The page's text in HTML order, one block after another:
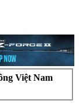
Việt Nam